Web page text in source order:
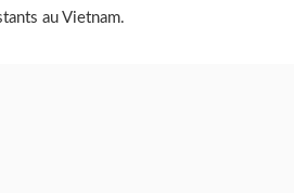
au Vietnam.